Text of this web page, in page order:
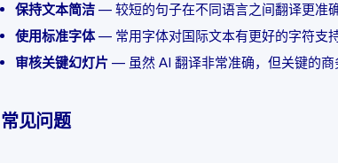
保持文本简洁 — 较短的句子在不同语言之间翻译更准确
使用标准字体— 常用字体对国际文本有更好的字符支持
审核关键幻灯片 — 虽然 AI 翻译非常准确，但关键的商
常见问题